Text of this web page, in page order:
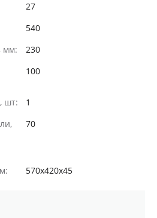
27
540
мм:
230
100
шт:
1
70
570x420x45